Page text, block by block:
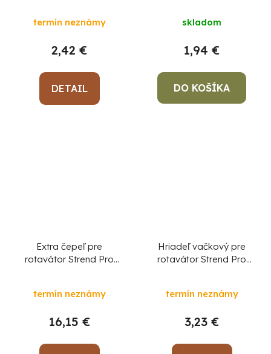
termín neznámy
2,42 €
DETAIL
skladom
1,94 €
DO KOŠÍKA
Extra čepeľ pre
rotavátor Strend Pro
termín neznámy
16,15 €
Hriadeľ vačkový pre
rotavátor Strend Pro
termín neznámy
3,23 €